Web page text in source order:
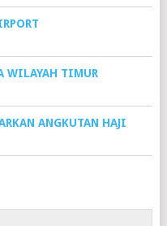
WILAYAH TIMUR
ANGKUTAN HAJI